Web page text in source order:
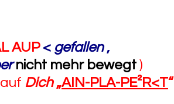
AUP < gefallen ,
nicht mehr bewegt )
auf Dich „AIN-PLA-PE²R<T“